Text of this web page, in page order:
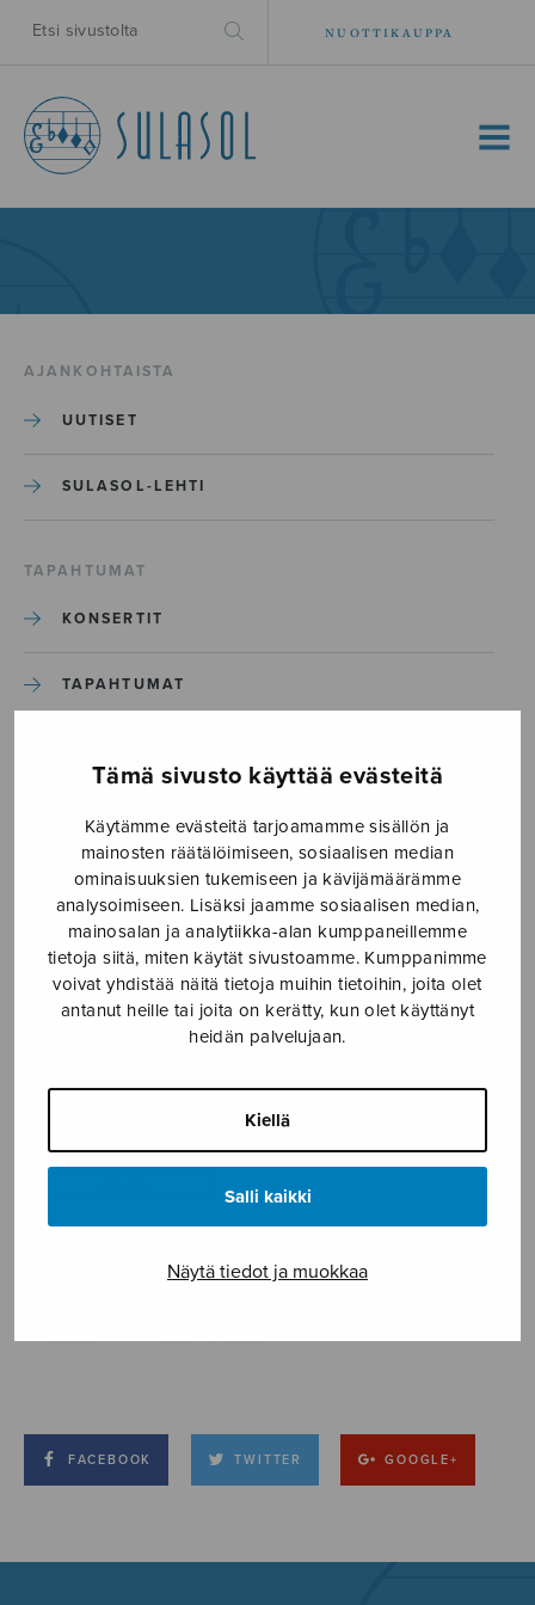
Tämä sivusto käyttää evästeitä
Käytämme evästeitä tarjoamamme sisällön ja
mainosten räätälöimiseen, sosiaalisen median
ominaisuuksien tukemiseen ja kävijämäärämme
analysoimiseen. Lisäksi jaamme sosiaalisen median,
mainosalan ja analytiikka-alan kumppaneillemme
tietoja siitä, miten käytät sivustoamme. Kumppanimme
voivat yhdistää näitä tietoja muihin tietoihin, joita olet
antanut heille tai joita on kerätty, kun olet käyttänyt
heidän palvelujaan.
Kiellä
Salli kaikki
Näytä tiedot ja muokkaa
NUOTTIKAUPPA
MENU
AJANKOHTAISTA
UUTISET
SULASOL-LEHTI
TAPAHTUMAT
KONSERTIT
TAPAHTUMAT
Etusivu › Media › Primitive Music
Primitive Music
12.10.2017
FACEBOOK TWITTER GOOGLE+